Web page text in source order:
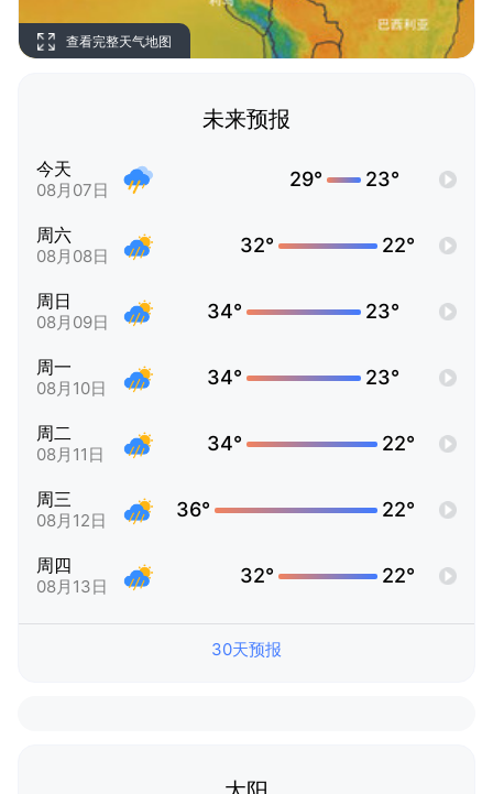
查看完整天气地图
未来预报
今天
08月07日 29° 23°
周六
08月08日 32° 22°
周日
08月09日 34° 23°
周一
08月10日 34° 23°
周二
08月11日 34° 22°
周三
08月12日 36° 22°
周四
08月13日 32° 22°
30天预报